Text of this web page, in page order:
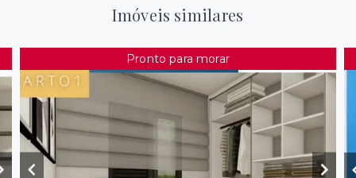
Imóveis similares
Pronto para morar